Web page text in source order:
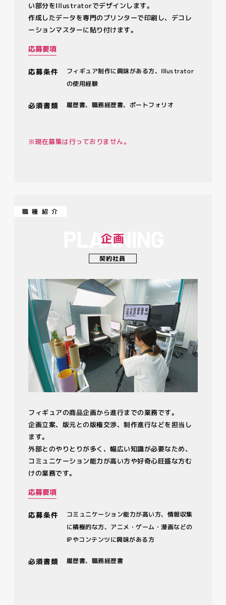
PRODUCTS
商品
RECRUIT
い部分をIllustratorでデザインします。
作成したデータを専門のプリンターで印刷し、デコレ
ーションマスターに貼り付けます。
応募要項
応募条件 フィギュア制作に興味がある方、Illustrator
の使用経験
必須書類 履歴書、職務経歴書、ポートフォリオ
※現在募集は行っておりません。
職種紹介
PLANNING
企画
契約社員
フィギュアの商品企画から進行までの業務です。
企画立案、版元との版権交渉、制作進行などを担当し
ます。
外部とのやりとりが多く、幅広い知識が必要なため、
コミュニケーション能力が高い方や好奇心旺盛な方む
けの業務です。
応募要項
応募条件
コミュニケーション能力が高い方、情報収集
に積極的な方、アニメ・ゲーム・漫画などの
IPやコンテンツに興味がある方
必須書類 履歴書、職務経歴書